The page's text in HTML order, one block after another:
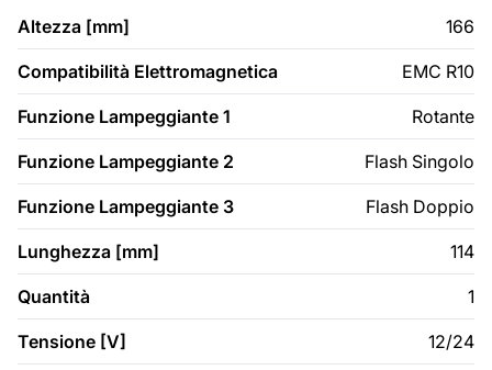
Altezza [mm] 166
Compatibilità Elettromagnetica EMC R10
Funzione Lampeggiante 1 Rotante
Funzione Lampeggiante 2 Flash Singolo
Funzione Lampeggiante 3 Flash Doppio
Lunghezza [mm] 114
Quantità 1
Tensione [V] 12/24